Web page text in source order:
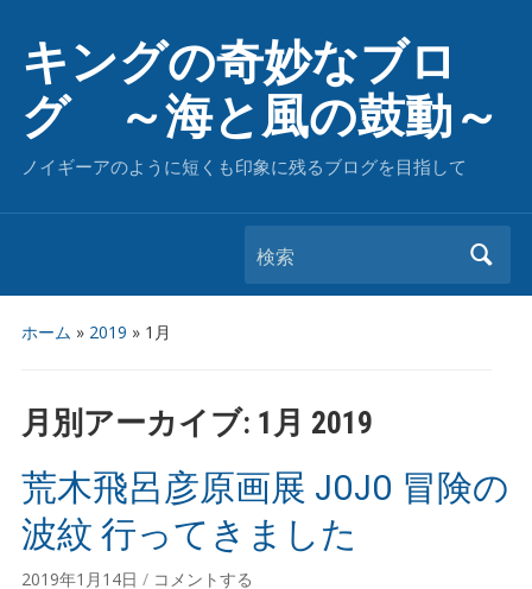
キングの奇妙なブロ
グ ～海と風の鼓動～
ノイギーアのように短くも印象に残るブログを目指して
検索
ホーム » 2019 » 1月
月別アーカイブ: 1月 2019
荒木飛呂彦原画展 JOJO 冒険の
波紋 行ってきました
2019年1月14日 / コメントする